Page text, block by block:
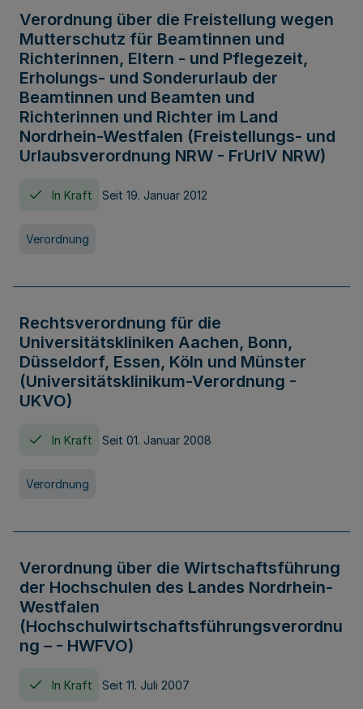
Verordnung über die Freistellung wegen
Mutterschutz für Beamtinnen und
Richterinnen, Eltern - und Pflegezeit,
Erholungs- und Sonderurlaub der
Beamtinnen und Beamten und
Richterinnen und Richter im Land
Nordrhein-Westfalen (Freistellungs- und
Urlaubsverordnung NRW - FrUrlV NRW)
In Kraft Seit 19. Januar 2012
Verordnung
Rechtsverordnung für die
Universitätskliniken Aachen, Bonn,
Düsseldorf, Essen, Köln und Münster
(Universitätsklinikum-Verordnung -
UKVO)
In Kraft Seit 01. Januar 2008
Verordnung
Verordnung über die Wirtschaftsführung
der Hochschulen des Landes Nordrhein-
Westfalen
(Hochschulwirtschaftsführungsverordnu
ng – - HWFVO)
In Kraft Seit 11. Juli 2007